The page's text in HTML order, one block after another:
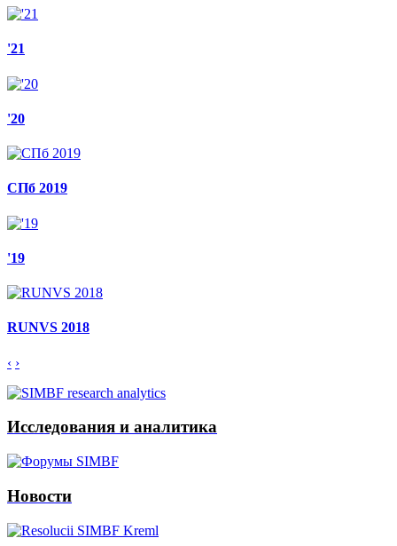
'21
'20
СПб 2019
'19
RUNVS 2018
‹ ›
Исследования и аналитика
Новости